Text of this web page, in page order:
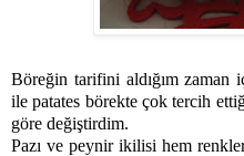
Böreğin tarifini aldığım zaman
ile patates börekte çok tercih
göre değiştirdim.
Pazı ve peynir ikilisi hem